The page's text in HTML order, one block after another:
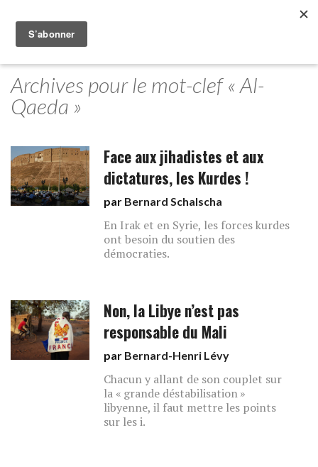
Archives pour le mot-clef « Al-
Qaeda »
Face aux jihadistes et aux
dictatures, les Kurdes !
par Bernard Schalscha
En Irak et en Syrie, les forces kurdes
ont besoin du soutien des
démocraties.
Non, la Libye n’est pas
responsable du Mali
par Bernard-Henri Lévy
Chacun y allant de son couplet sur
la « grande déstabilisation »
libyenne, il faut mettre les points
sur les i.